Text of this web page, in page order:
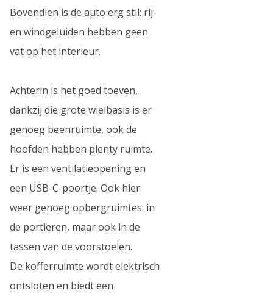
Bovendien is de auto erg stil: rij-
en windgeluiden hebben geen
vat op het interieur.
Achterin is het goed toeven,
dankzij die grote wielbasis is er
genoeg beenruimte, ook de
hoofden hebben plenty ruimte.
Er is een ventilatieopening en
een USB-C-poortje. Ook hier
weer genoeg opbergruimtes: in
de portieren, maar ook in de
tassen van de voorstoelen.
De kofferruimte wordt elektrisch
ontsloten en biedt een